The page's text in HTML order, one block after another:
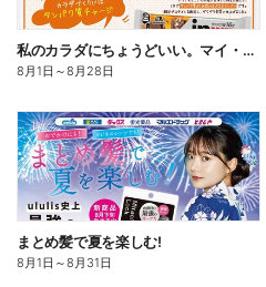
私のカラダにちょうどいい。マイ・サプリフード
8月1日 ～8月28日
まとめ髪で夏を楽しむ!
8月1日 ～8月31日